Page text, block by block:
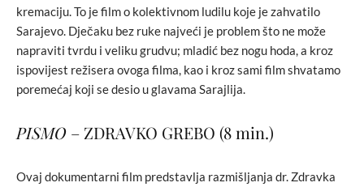
kremaciju. To je film o kolektivnom ludilu koje je zahvatilo
Sarajevo. Dječaku bez ruke najveći je problem što ne može
napraviti tvrdu i veliku grudvu; mladić bez nogu hoda, a kroz
ispovijest režisera ovoga filma, kao i kroz sami film shvatamo
poremećaj koji se desio u glavama Sarajlija.
PISMO – ZDRAVKO GREBO (8 min.)
Ovaj dokumentarni film predstavlja razmišljanja dr. Zdravka